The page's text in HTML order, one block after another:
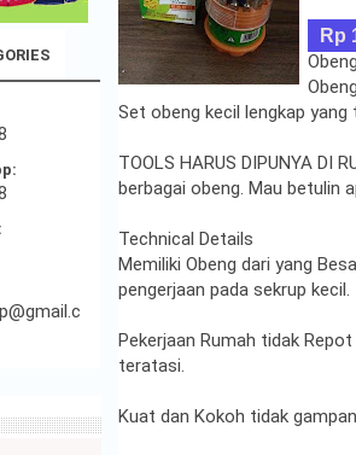
Rp
Set obeng kecil lengkap
TOOLS HARUS DIPUNYA DI
berbagai obeng. Mau betulin
Technical Details
Memiliki Obeng dari yang
pengerjaan pada sekrup kecil.
Pekerjaan Rumah tidak
teratasi.
Kuat dan Kokoh tidak